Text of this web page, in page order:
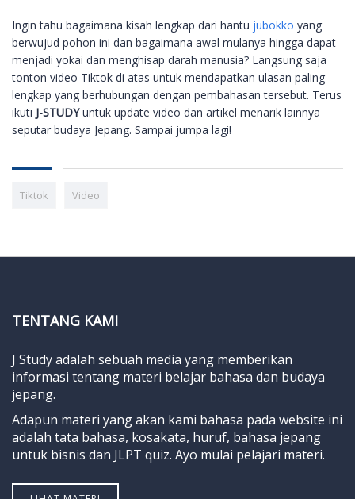
Ingin tahu bagaimana kisah lengkap dari hantu jubokko yang
berwujud pohon ini dan bagaimana awal mulanya hingga dapat
menjadi yokai dan menghisap darah manusia? Langsung saja
tonton video Tiktok di atas untuk mendapatkan ulasan paling
lengkap yang berhubungan dengan pembahasan tersebut. Terus
ikuti J-STUDYuntuk update video dan artikel menarik lainnya
seputar budaya Jepang. Sampai jumpa lagi!
Tiktok Video
TENTANG KAMI
J Study adalah sebuah media yang memberikan
informasi tentang materi belajar bahasa dan budaya
jepang.
Adapun materi yang akan kami bahasa pada website ini
adalah tata bahasa, kosakata, huruf, bahasa jepang
untuk bisnis dan JLPT quiz. Ayo mulai pelajari materi.